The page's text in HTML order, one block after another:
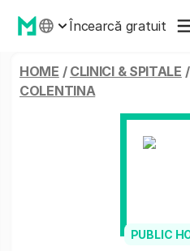
Încearcă gratuit
HOME / CLINICI & SPITALE /
COLENTINA
PUBLIC